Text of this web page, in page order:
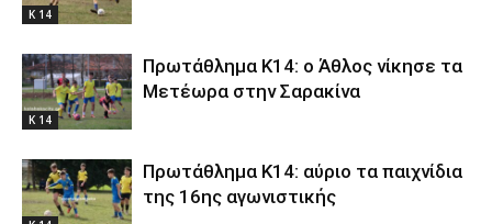
Κ 14
Κ 14
Πρωτάθλημα Κ14: ο Άθλος νίκησε τα
Μετέωρα στην Σαρακίνα
Πρωτάθλημα Κ14: αύριο τα παιχνίδια
της 16ης αγωνιστικής